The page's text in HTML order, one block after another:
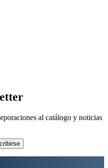
al catálogo y noticias